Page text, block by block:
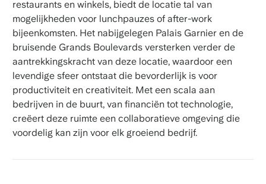
restaurants en winkels, biedt de locatie tal van
mogelijkheden voor lunchpauzes of after-work
bijeenkomsten. Het nabijgelegen Palais Garnier en de
bruisende Grands Boulevards versterken verder de
aantrekkingskracht van deze locatie, waardoor een
levendige sfeer ontstaat die bevorderlijk is voor
productiviteit en creativiteit. Met een scala aan
bedrijven in de buurt, van financiën tot technologie,
creëert deze ruimte een collaboratieve omgeving die
voordelig kan zijn voor elk groeiend bedrijf.